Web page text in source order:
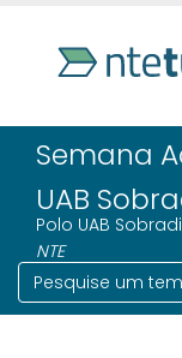
Semana
UAB
Polo UAB
NTE